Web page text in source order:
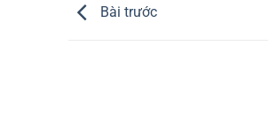
Bài trước